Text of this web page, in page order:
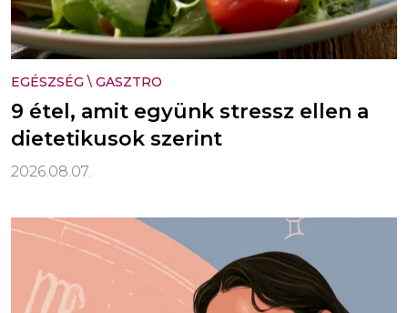
EGÉSZSÉG \ GASZTRO
9 étel, amit együnk stressz ellen a
dietetikusok szerint
2026.08.07.